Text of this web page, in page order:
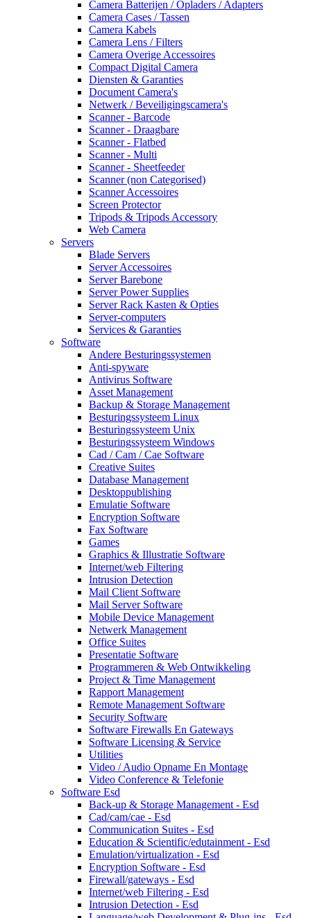
Camera Batterijen / Opladers / Adapters
Camera Cases / Tassen
Camera Kabels
Camera Lens / Filters
Camera Overige Accessoires
Compact Digital Camera
Diensten & Garanties
Document Camera's
Netwerk / Beveiligingscamera's
Scanner - Barcode
Scanner - Draagbare
Scanner - Flatbed
Scanner - Multi
Scanner - Sheetfeeder
Scanner (non Categorised)
Scanner Accessoires
Screen Protector
Tripods & Tripods Accessory
Web Camera
Servers
Blade Servers
Server Accessoires
Server Barebone
Server Power Supplies
Server Rack Kasten & Opties
Server-computers
Services & Garanties
Software
Andere Besturingssystemen
Anti-spyware
Antivirus Software
Asset Management
Backup & Storage Management
Besturingssysteem Linux
Besturingssysteem Unix
Besturingssysteem Windows
Cad / Cam / Cae Software
Creative Suites
Database Management
Desktoppublishing
Emulatie Software
Encryption Software
Fax Software
Games
Graphics & Illustratie Software
Internet/web Filtering
Intrusion Detection
Mail Client Software
Mail Server Software
Mobile Device Management
Netwerk Management
Office Suites
Presentatie Software
Programmeren & Web Ontwikkeling
Project & Time Management
Rapport Management
Remote Management Software
Security Software
Software Firewalls En Gateways
Software Licensing & Service
Utilities
Video / Audio Opname En Montage
Video Conference & Telefonie
Software Esd
Back-up & Storage Management - Esd
Cad/cam/cae - Esd
Communication Suites - Esd
Education & Scientific/edutainment - Esd
Emulation/virtualization - Esd
Encryption Software - Esd
Firewall/gateways - Esd
Internet/web Filtering - Esd
Intrusion Detection - Esd